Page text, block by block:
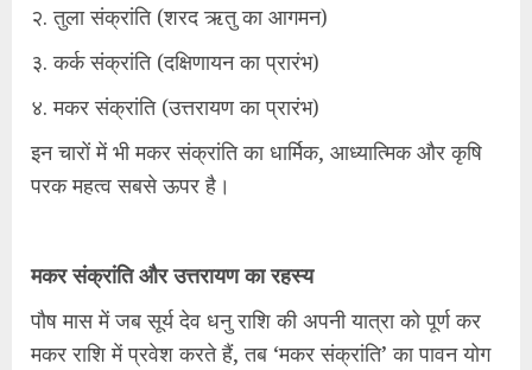
२. तुला संक्रांति (शरद ऋतु का आगमन)
३. कर्क संक्रांति (दक्षिणायन का प्रारंभ)
४. मकर संक्रांति (उत्तरायण का प्रारंभ)
​इन चारों में भी मकर संक्रांति का धार्मिक, आध्यात्मिक और कृषि
परक महत्व सबसे ऊपर है।
मकर संक्रांति और उत्तरायण का रहस्य
​पौष मास में जब सूर्य देव धनु राशि की अपनी यात्रा को पूर्ण कर
मकर राशि में प्रवेश करते हैं, तब ‘मकर संक्रांति’ का पावन योग